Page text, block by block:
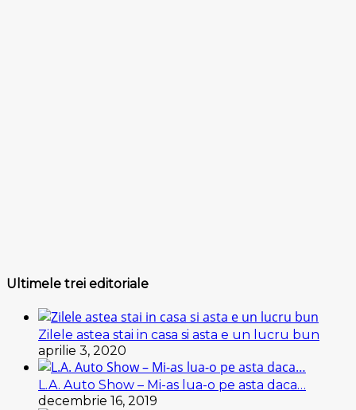
Ultimele trei editoriale
Zilele astea stai in casa si asta e un lucru bun
aprilie 3, 2020
L.A. Auto Show – Mi-as lua-o pe asta daca…
decembrie 16, 2019